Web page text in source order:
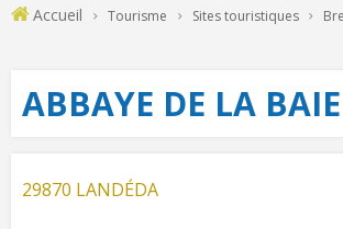
Accueil Tourisme Sites touristiques
ABBAYE DE LA
29870 LANDÉDA